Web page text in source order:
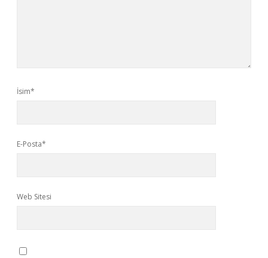
İsim*
E-Posta*
Web Sitesi